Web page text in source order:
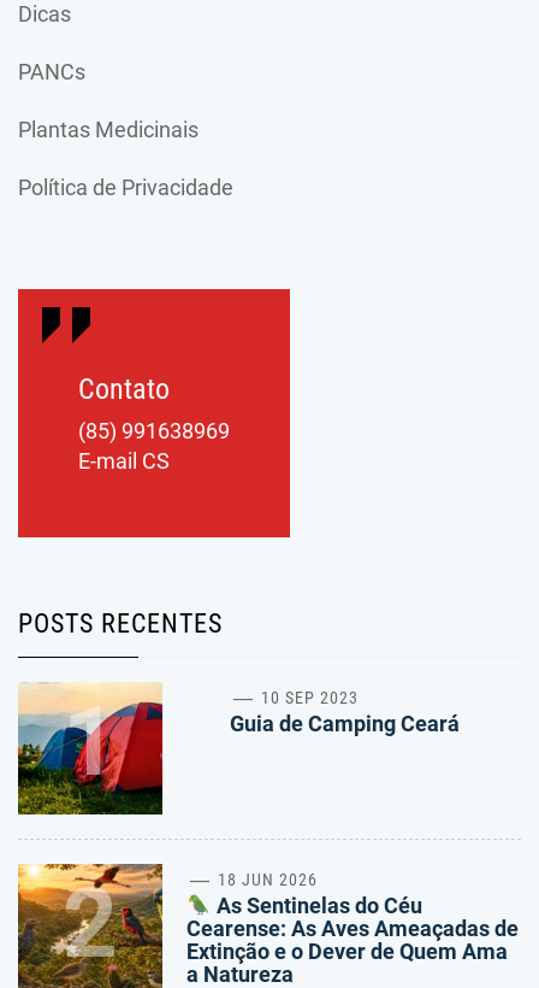
Dicas
PANCs
Plantas Medicinais
Política de Privacidade
Contato
(85) 991638969
E-mail CS
POSTS RECENTES
1 10 SEP 2023
Guia de Camping Ceará
2 18 JUN 2026
As Sentinelas do Céu
Cearense: As Aves Ameaçadas de
Extinção e o Dever de Quem Ama
a Natureza